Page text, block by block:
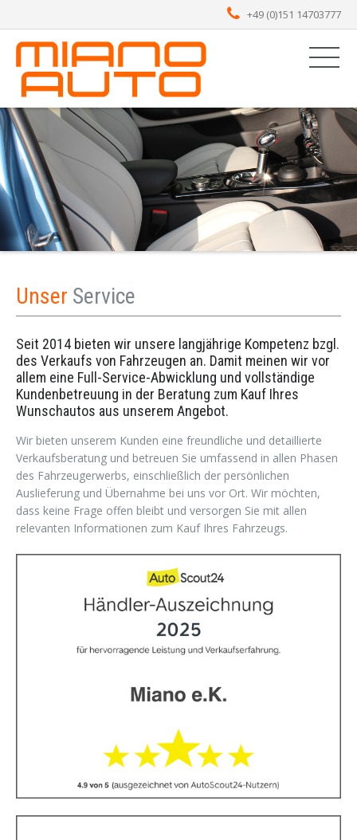
+49 (0)151 14703777
Unser Service
Seit 2014 bieten wir unsere langjährige Kompetenz bzgl.
des Verkaufs von Fahrzeugen an. Damit meinen wir vor
allem eine Full-Service-Abwicklung und vollständige
Kundenbetreuung in der Beratung zum Kauf Ihres
Wunschautos aus unserem Angebot.
Wir bieten unserem Kunden eine freundliche und detaillierte
Verkaufsberatung und betreuen Sie umfassend in allen Phasen
des Fahrzeugerwerbs, einschließlich der persönlichen
Auslieferung und Übernahme bei uns vor Ort. Wir möchten,
dass keine Frage offen bleibt und versorgen Sie mit allen
relevanten Informationen zum Kauf Ihres Fahrzeugs.